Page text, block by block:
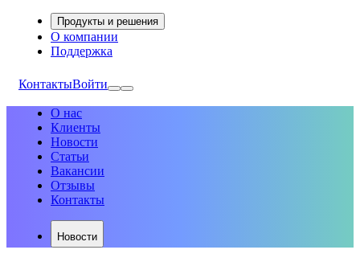
Продукты и решения
О компании
Поддержка
КонтактыВойти
О нас
Клиенты
Новости
Статьи
Вакансии
Отзывы
Контакты
Новости